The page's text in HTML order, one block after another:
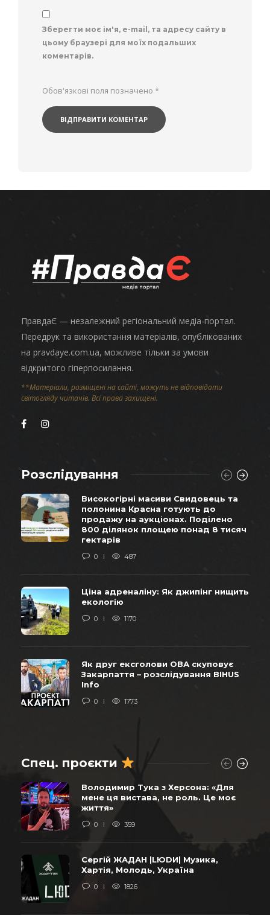
Зберегти моє ім'я, e-mail, та адресу сайту в
цьому браузері для моїх подальших
коментарів.
Обов'язкові поля позначено *
ПравдаЄ — незалежний регіональний медіа-портал.
Передрук та використання матеріалів, опублікованих
на pravdaye.com.ua, можливе тільки за умови
відкритого гіперпосилання.
**Матеріали, розміщені на сайті, можуть не відповідати
світогляду читачів. Всі права захищені.
Розслідування
Високогірні масиви Свидовець та
полонина Красна готують до
продажу на аукціонах. Поділено
800 ділянок площею понад 8 тисяч
гектарів
0 487
Ціна адреналіну: Як джипінг нищить
екологію
0 1170
Як друг ексголови ОВА скуповує
Закарпаття – розслідування BIHUS
Info
0 1773
Спец. проєкти
Володимир Тука з Херсона: «Для
мене ця вистава, не роль. Це моє
життя»
0 359
Сергій ЖАДАН |LЮDИ| Музика,
Хартія, Молодь, Україна
0 1826